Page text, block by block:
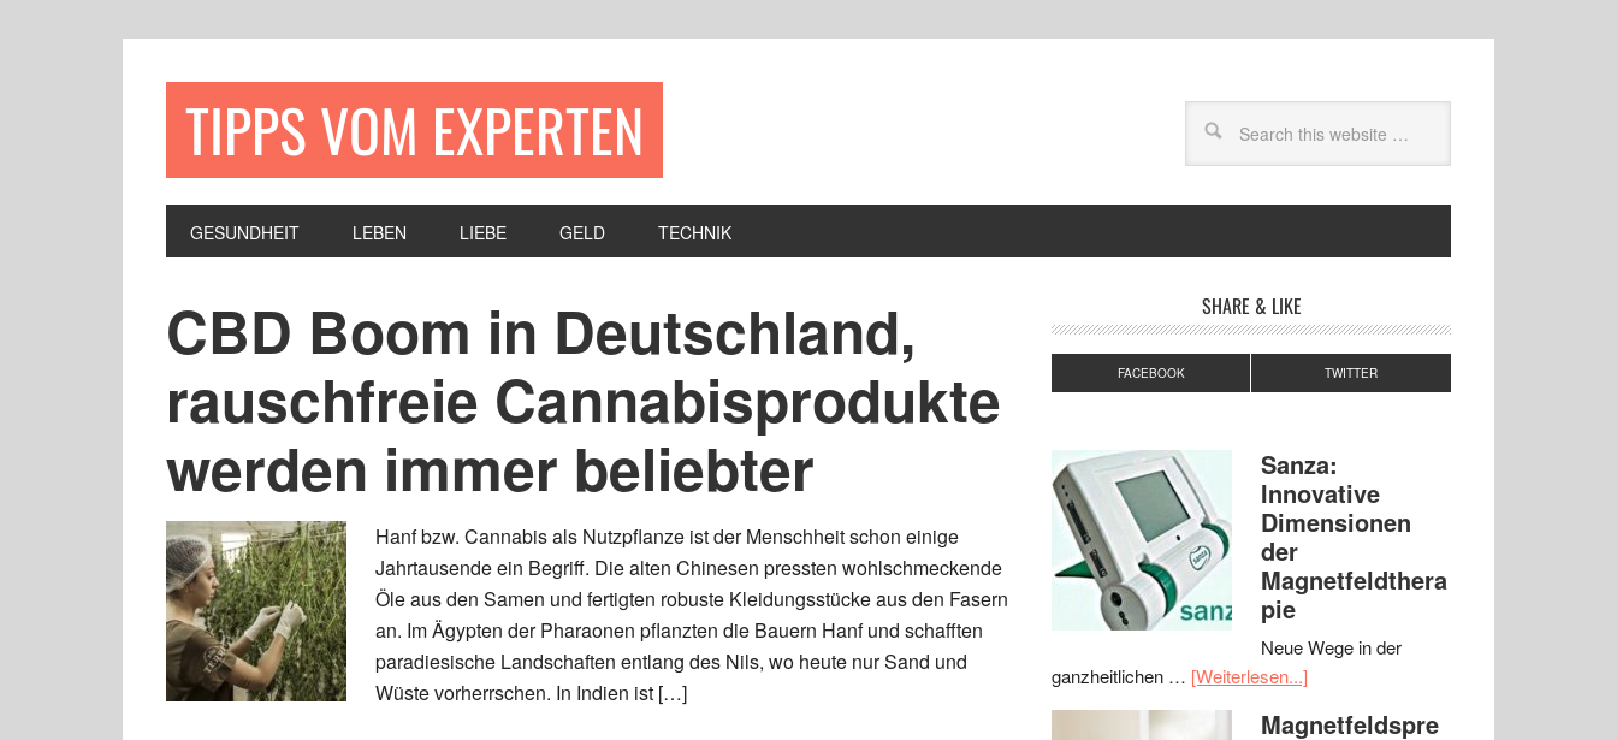
TIPPS VOM EXPERTEN
GESUNDHEIT LEBEN LIEBE GELD TECHNIK
CBD Boom in Deutschland,
rauschfreie Cannabisprodukte
werden immer beliebter
Hanf bzw. Cannabis als Nutzpflanze ist der Menschheit schon einige
Jahrtausende ein Begriff. Die alten Chinesen pressten wohlschmeckende
Öle aus den Samen und fertigten robuste Kleidungsstücke aus den Fasern
an. Im Ägypten der Pharaonen pflanzten die Bauern Hanf und schafften
paradiesische Landschaften entlang des Nils, wo heute nur Sand und
Wüste vorherrschen. In Indien ist […]
SHARE & LIKE
FACEBOOK TWITTER
Sanza:
Innovative
Dimensionen
der
Magnetfeldthera
pie
Neue Wege in der
ganzheitlichen … [Weiterlesen...]
Magnetfeldspre